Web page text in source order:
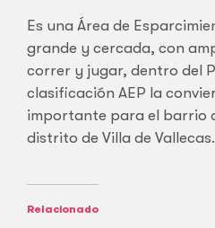
Es una Área de
grande y cercada, con
correr y jugar, dentro del
clasificación AEP la
importante para el barrio
distrito de Villa de Vallecas.
Relacionado